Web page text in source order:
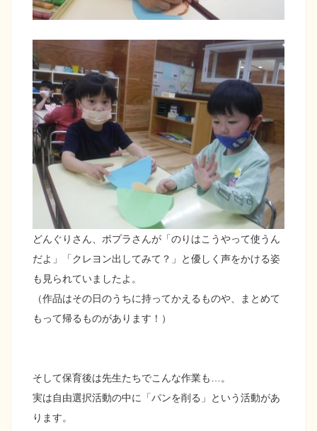
どんぐりさん、ポプラさんが「のりはこうやって使うん
だよ」「クレヨン出してみて？」と優しく声をかける姿
も見られていましたよ。
（作品はその日のうちに持ってかえるものや、まとめて
もって帰るものがあります！）
そして保育後は先生たちでこんな作業も…。
実は自由選択活動の中に「パンを削る」という活動があ
ります。